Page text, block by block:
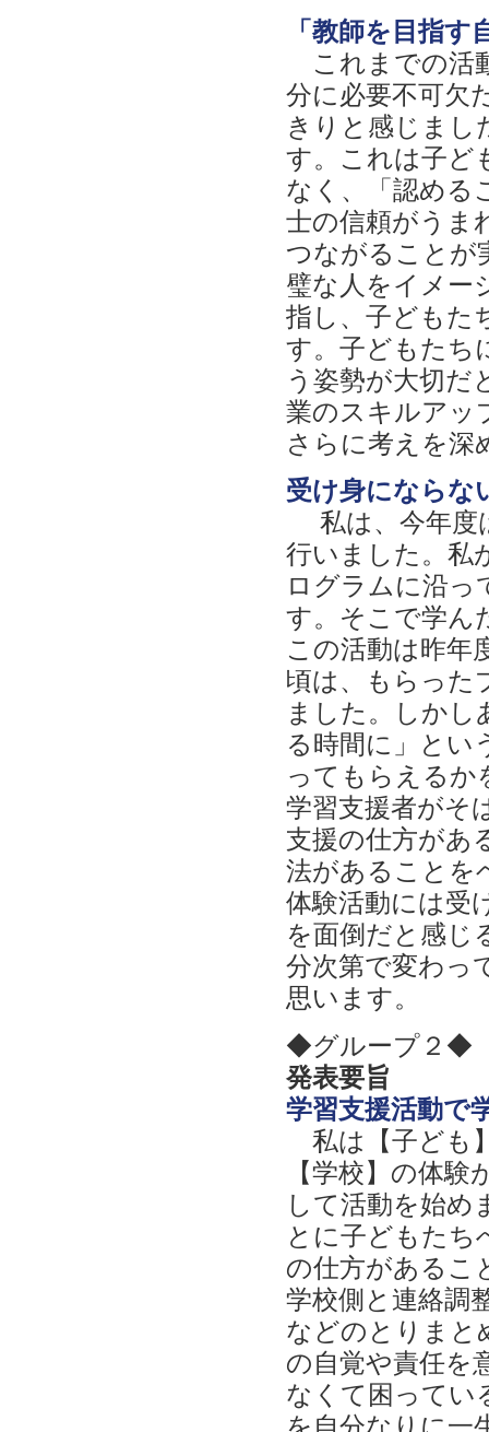
「教師を目指す
これまでの活
分に必要不可欠
きりと感じまし
す。これは子ど
なく、「認める
士の信頼がうま
つながることが
璧な人をイメー
指し、子どもた
す。子どもたち
う姿勢が大切だ
業のスキルアッ
さらに考えを深
受け身にならな
私は、今年度
行いました。私
ログラムに沿っ
す。そこで学ん
この活動は昨年
頃は、もらった
ました。しかし
る時間に」とい
ってもらえるか
学習支援者がそ
支援の仕方があ
法があることを
体験活動には受
を面倒だと感じ
分次第で変わっ
思います。
◆グループ２◆
発表要旨
学習支援活動で
私は【子ども
【学校】の体
して活動を始め
とに子どもたち
の仕方があるこ
学校側と連絡調
などのとりまと
の自覚や責任を
なくて困ってい
を自分なりに一